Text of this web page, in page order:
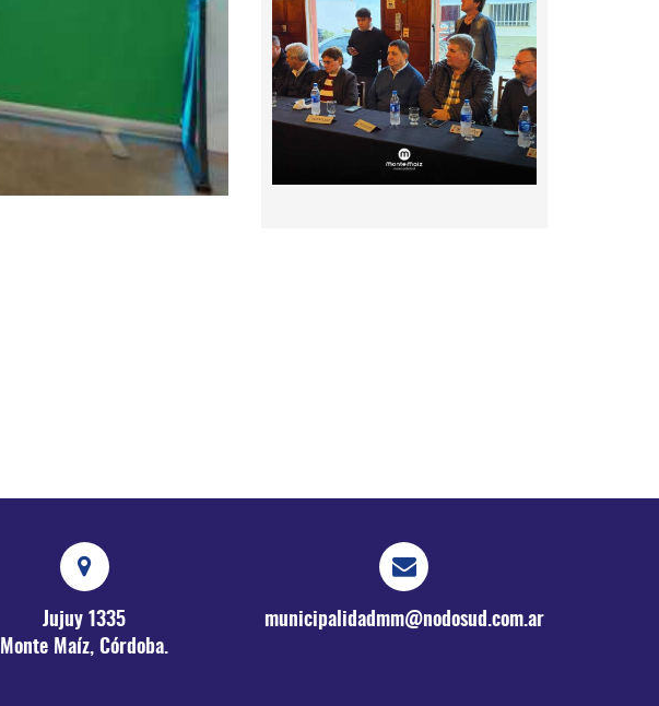
Jujuy 1335
Monte Maíz, Córdoba.
municipalidadmm@nodosud.com.ar